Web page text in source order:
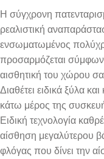
Η σύγχρονη
ρεαλιστική
ενσωματωμένος
προσαρμόζεται
αισθητική του χώρου
Διαθέτει ειδικά ξύλα
κάτω μέρος της
Ειδική τεχνολογία
αίσθηση μεγαλύτερου
φλόγας που δίνει την